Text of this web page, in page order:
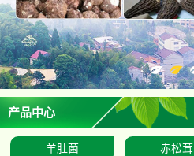
产品中心
羊肚菌 赤松茸